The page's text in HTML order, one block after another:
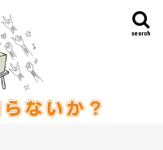
search